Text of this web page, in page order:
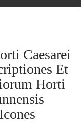
Caesarei
Et
Horti